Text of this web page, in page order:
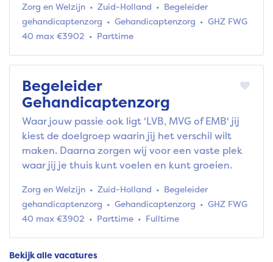
Zorg en Welzijn Zuid-Holland
Begeleider
gehandicaptenzorg
Gehandicaptenzorg
GHZ FWG
40 max €3902
Parttime
Begeleider
Gehandicaptenzorg
Waar jouw passie ook ligt 'LVB, MVG of EMB' jij
kiest de doelgroep waarin jij het verschil wilt
maken. Daarna zorgen wij voor een vaste plek
waar jij je thuis kunt voelen en kunt groeien.
Zorg en Welzijn Zuid-Holland
Begeleider
gehandicaptenzorg
Gehandicaptenzorg
GHZ FWG
40 max €3902
Parttime Fulltime
Bekijk alle vacatures